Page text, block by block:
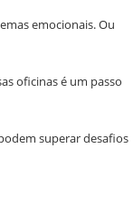
emocionais. Ou
oficinas é um passo
superar desafios